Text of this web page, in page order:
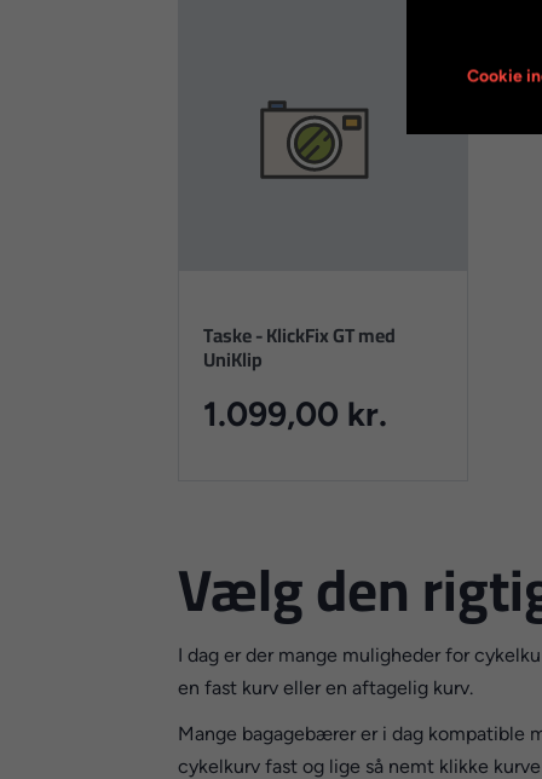
Taske - KlickFix GT med
UniKlip
1.099,00 kr.
Vælg den
I dag er der mange muligheder for
en fast kurv eller en aftagelig kurv.
Mange bagagebærer er i dag kompatible
cykelkurv fast og lige så nemt klikke
Cookie